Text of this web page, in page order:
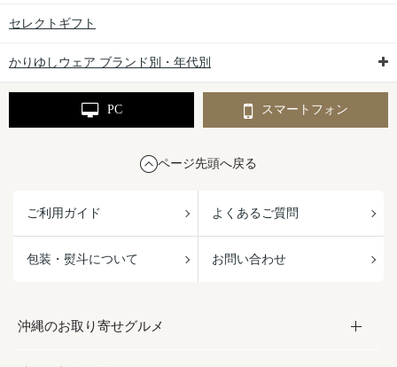
セレクトギフト
かりゆしウェア ブランド別・年代別
PC スマートフォン
ページ先頭へ戻る
ご利用ガイド よくあるご質問
包装・熨斗について お問い合わせ
沖縄のお取り寄せグルメ